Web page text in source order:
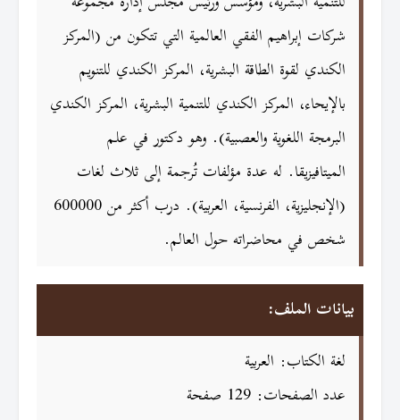
شركات إبراهيم الفقي العالمية التي تتكون من (المركز
الكندي لقوة الطاقة البشرية، المركز الكندي للتنويم
بالإيحاء، المركز الكندي للتنمية البشرية، المركز الكندي
البرمجة اللغوية والعصبية). وهو دكتور في علم
الميتافيزيقا. له عدة مؤلفات تُرجمة إلى ثلاث لغات
(الإنجليزية، الفرنسية، العربية). درب أكثر من 600000
شخص في محاضراته حول العالم.
بيانات الملف:
لغة الكتاب: العربية
عدد الصفحات: 129 صفحة